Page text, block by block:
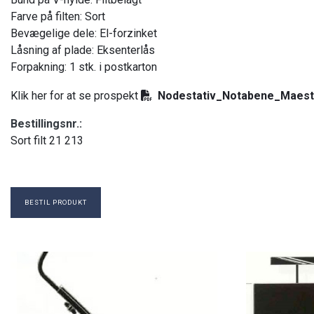
Farve på filten: Sort
Bevægelige dele: El-forzinket
Låsning af plade: Eksenterlås
Forpakning: 1 stk. i postkarton
Klik her for at se prospekt
Bestillingsnr.:
Sort filt 21 213
BESTIL PRODUKT